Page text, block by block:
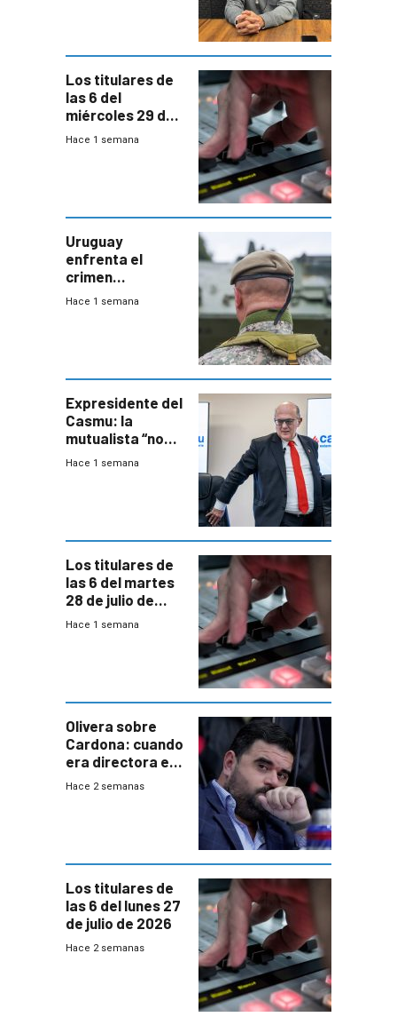
Los titulares de
las 6 del
miércoles 29 de
julio de 2026
Hace 1 semana
Uruguay
enfrenta el
crimen
organizado con
seguridad
Hace 1 semana
Expresidente del
Casmu: la
mutualista “no
está para pagar”
Hace 1 semana
Los titulares de
las 6 del martes
28 de julio de
2026
Hace 1 semana
Olivera sobre
Cardona: cuando
era directora en
UTE “no era muy
Hace 2 semanas
Los titulares de
las 6 del lunes 27
de julio de 2026
Hace 2 semanas